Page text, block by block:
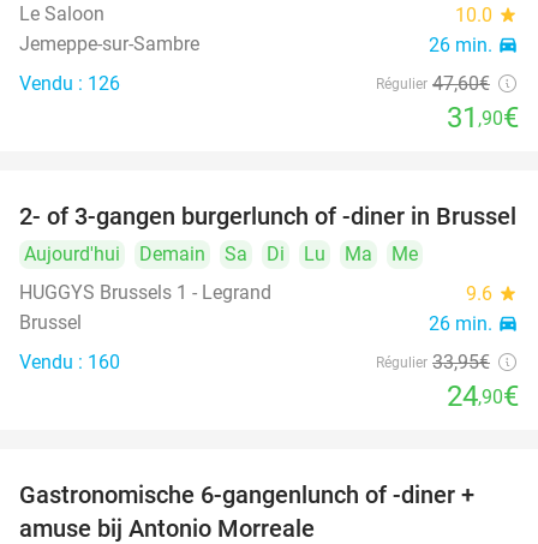
Le Saloon
10.0 star
Jemeppe-sur-Sambre 26 min. directions_car
Vendu : 126 Régulier 47,60€
31 ,90€
27%
2- of 3-gangen burgerlunch of -diner in Brussel
Aujourd'hui Demain Sa Di Lu Ma
Me
HUGGYS Brussels 1 - Legrand
9.6 star
Brussel 26 min. directions_car
Vendu : 160 Régulier 33,95€
24,90€
32%
Gastronomische 6-gangenlunch of -diner +
amuse bij Antonio Morreale